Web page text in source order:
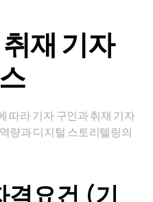
재 기자
따라 기자 구인과 취재 기자
량과 디지털 스토리텔링의
격요건 (기